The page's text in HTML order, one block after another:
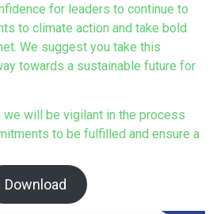
for leaders to continue to
to climate action and take bold
We suggest you take this
towards a sustainable future for
we will be vigilant in the process
to be fulfilled and ensure a
Download